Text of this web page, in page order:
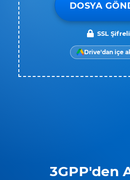
3GPP'den
DOSYA
SSL Şifreli
Drive'dan içe